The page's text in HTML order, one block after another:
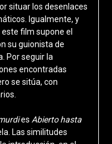
situar los desenlaces
Igualmente, y
film supone el
su guionista de
Por seguir la
encontradas
se sitúa, con
es Abierto hasta
Las similitudes